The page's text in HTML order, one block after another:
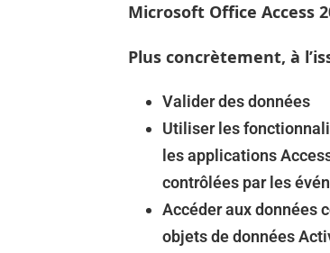
Microsoft Office Access
Plus concrètement, à
Valider des données
Utiliser les
les applications
contrôlées par les
Accéder aux données
objets de données